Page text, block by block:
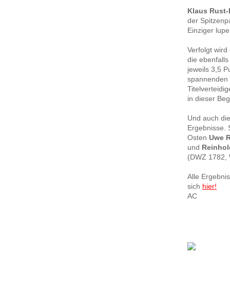
Klaus
der
Einziger
Verfolgt
die
jeweils 3,5
spannenden
in dieser
Und auch
Ergebnisse.
Osten Uwe
und
(DWZ 1782,
Alle
sich hier!
AC